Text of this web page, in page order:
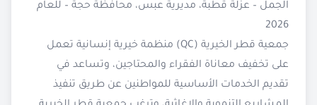
الجمل – عزلة قطبة، مديرية عبس، محافظة حجة – للعام
2026
جمعية قطر الخيرية (QC) منظمة خيرية إنسانية تعمل
على تخفيف معاناة الفقراء والمحتاجين، وتساعد في
تقديم الخدمات الأساسية للمواطنين عن طريق تنفيذ